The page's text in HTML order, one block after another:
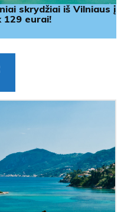
skrydžiai iš Vilniaus į
129 eurai!